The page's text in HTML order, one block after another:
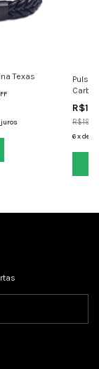
Texas
6xde